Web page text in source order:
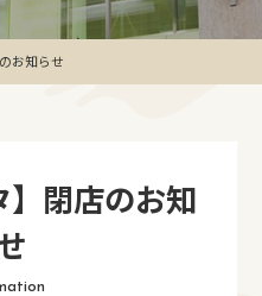
お知らせ
】閉店のお知